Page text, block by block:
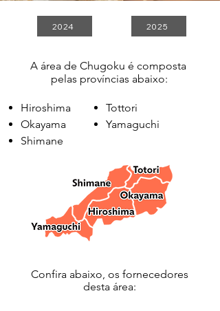
2024 2025
A área de Chugoku é composta
pelas províncias abaixo:
Hiroshima
Okayama
Shimane
Tottori
Yamaguchi
Confira abaixo, os fornecedores
desta área: